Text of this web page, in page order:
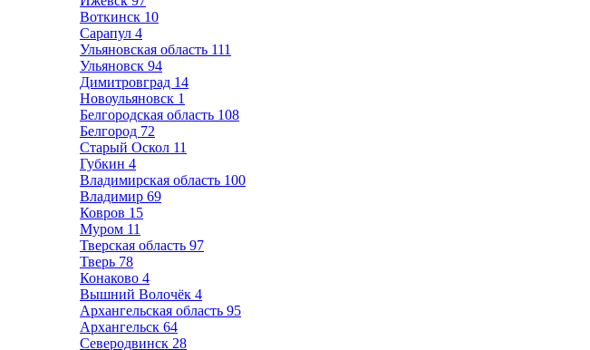
Воткинск 10
Сарапул 4
Ульяновская область 111
Ульяновск 94
Димитровград 14
Новоульяновск 1
Белгородская область 108
Белгород 72
Старый Оскол 11
Губкин 4
Владимирская область 100
Владимир 69
Ковров 15
Муром 11
Тверская область 97
Тверь 78
Конаково 4
Вышний Волочёк 4
Архангельская область 95
Архангельск 64
Северодвинск 28